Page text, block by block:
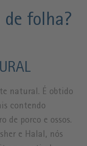
de folha?
natural. É obtido
contendo
de porco e ossos.
e Halal, nós